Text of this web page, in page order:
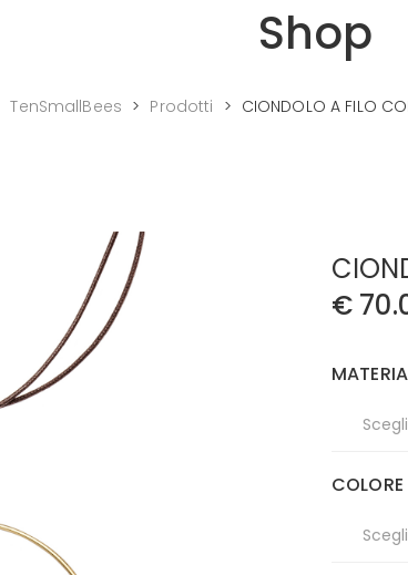
Shop
TenSmallBees > Prodotti > CIONDOLO A FILO
€